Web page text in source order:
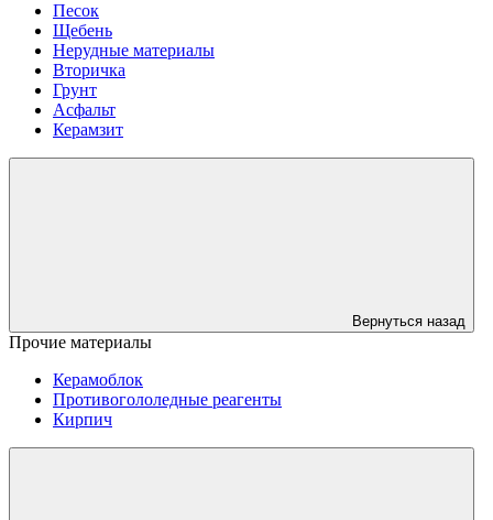
Песок
Щебень
Нерудные материалы
Вторичка
Грунт
Асфальт
Керамзит
Вернуться назад
Прочие материалы
Керамоблок
Противогололедные реагенты
Кирпич